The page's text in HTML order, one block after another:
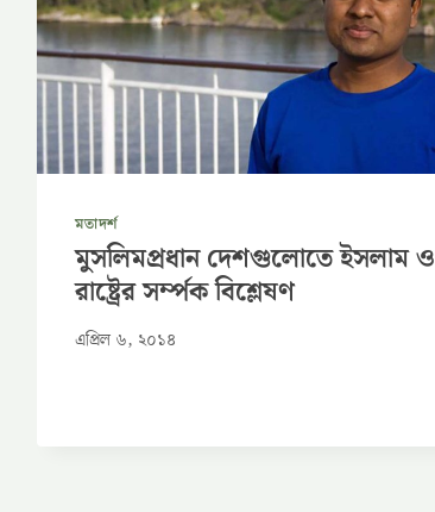
মতাদর্শ
মুসলিমপ্রধান দেশগুলোতে ইসলাম ও
রাষ্ট্রের সর্ম্পক বিশ্লেষণ
এপ্রিল ৬, ২০১৪